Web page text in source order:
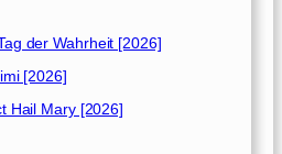
der Wahrheit [2026]
[2026]
Hail Mary [2026]